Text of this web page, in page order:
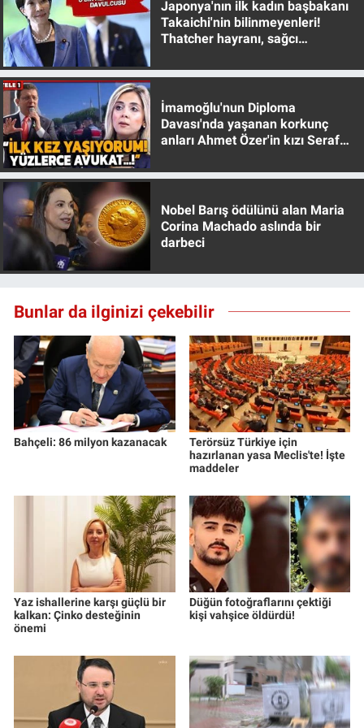
Japonya'nın ilk kadın başbakanı
Takaichi'nin bilinmeyenleri!
Thatcher hayranı, sağcı
İmamoğlu'nun Diploma
Davası'nda yaşanan korkunç
anları Ahmet Özer'in kızı Seraf
Nobel Barış ödülünü alan Maria
Corina Machado aslında bir
darbeci
Bunlar da ilginizi çekebilir
Bahçeli: 86 milyon kazanacak
Terörsüz Türkiye için
hazırlanan yasa Meclis'te! İşte
maddeler
Yaz ishallerine karşı güçlü bir
kalkan: Çinko desteğinin
önemi
Düğün fotoğraflarını çektiği
kişi vahşice öldürdü!
Gündem Özel
Günün görüntüsü
Haber
İlan
Kimdir
Koronavirüs
Nedir
Popüler
Programlar
Sağlık
Teknoloji
Türkiye'nin Geleceği
Türkiye'nin Gündemi
Yerel Gündem